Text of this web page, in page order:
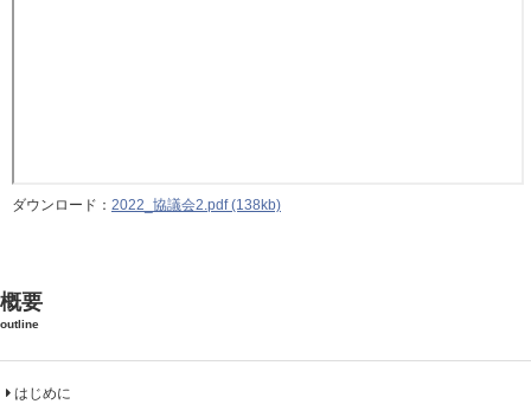
ダウンロード： 2022_協議会2.pdf (138kb)
概要
outline
はじめに